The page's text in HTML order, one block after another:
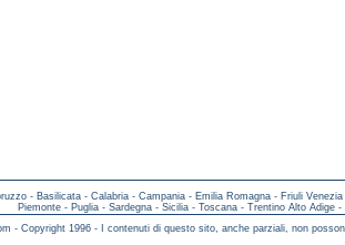
- Basilicata - Calabria - Campania - Emilia Romagna - Friuli Venezia
Piemonte- Puglia- Sardegna- Sicilia- Toscana- Trentino Alto Adige-
- Copyright 1996 - I contenuti di questo sito, anche parziali, non